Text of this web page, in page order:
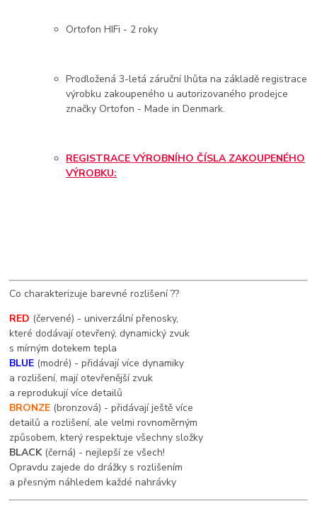
Ortofon HIFi - 2 roky
Prodložená 3-letá záruční lhůta na základě registrace
výrobku zakoupeného u autorizovaného prodejce
značky Ortofon - Made in Denmark.
REGISTRACE VÝROBNÍHO ČÍSLA ZAKOUPENÉHO
VÝROBKU:
Co charakterizuje barevné rozlišení ??
RED (červené) - univerzální přenosky,
které dodávají otevřený, dynamický zvuk
s mírným dotekem tepla
BLUE (modré) - přidávají více dynamiky
a rozlišení, mají otevřenější zvuk
a reprodukují více detailů
BRONZE (bronzová) - přidávají ještě více
detailů a rozlišení, ale velmi rovnoměrným
způsobem, který respektuje všechny složky
BLACK(černá) - nejlepší ze všech!
Opravdu zajede do drážky s rozlišením
a přesným náhledem každé nahrávky